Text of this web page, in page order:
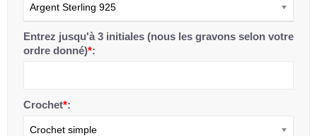
Argent Sterling 925
Entrez jusqu'à 3 initiales (nous les gravons selon votre
ordre donné)*:
Crochet*:
Crochet simple